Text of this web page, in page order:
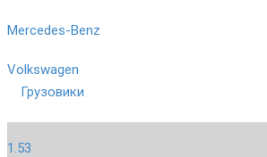
Mercedes-Benz
Volkswagen
Грузовики
1.53